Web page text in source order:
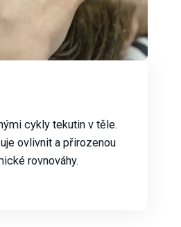
cykly tekutin v těle.
ovlivnit a přirozenou
rovnováhy.